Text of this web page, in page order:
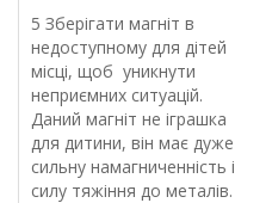
5 Зберігати магніт в
недоступному для дітей
місці, щоб уникнути
неприємних ситуацій.
Даний магніт не іграшка
для дитини, він має дуже
сильну намагниченність і
силу тяжіння до металів.